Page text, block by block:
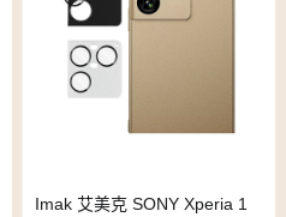
Imak 艾美克 SONY Xperia 1